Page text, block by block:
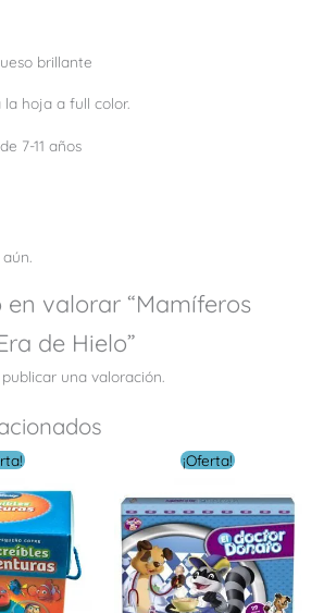
brillante
hoja a full color.
7-11 años
en valorar “Mamíferos
de Hielo”
una valoración.
El
original
era:
$ 38.00.
actual
es:
$ 11.40.
¡Oferta!
El
original
era:
$ 30.00.
es:
$